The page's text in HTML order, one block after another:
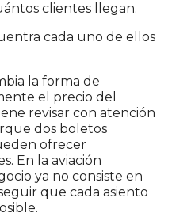
clientes llegan.
cada uno de ellos
la forma de
el precio del
revisar con atención
dos boletos
ofrecer
En la aviación
ya no consiste en
que cada asiento